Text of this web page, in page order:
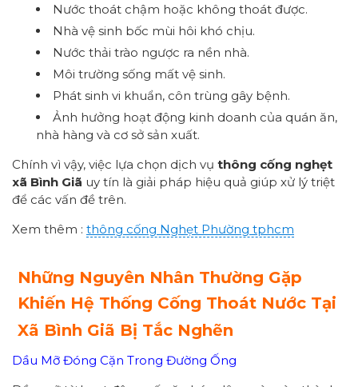
Nước thoát chậm hoặc không thoát được.
Nhà vệ sinh bốc mùi hôi khó chịu.
Nước thải trào ngược ra nền nhà.
Môi trường sống mất vệ sinh.
Phát sinh vi khuẩn, côn trùng gây bệnh.
Ảnh hưởng hoạt động kinh doanh của quán ăn,
nhà hàng và cơ sở sản xuất.
Chính vì vậy, việc lựa chọn dịch vụ thông cống nghẹt
xã Bình Giã uy tín là giải pháp hiệu quả giúp xử lý triệt
để các vấn đề trên.
Xem thêm : thông cống Nghẹt Phường tphcm
Những Nguyên Nhân Thường Gặp
Khiến Hệ Thống Cống Thoát Nước Tại
Xã Bình Giã Bị Tắc Nghẽn
Dầu Mỡ Đóng Cặn Trong Đường Ống